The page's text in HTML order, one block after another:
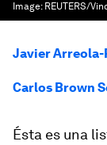
Image: REUTERS/
Javier Arreola-
Carlos Brown
Ésta es una